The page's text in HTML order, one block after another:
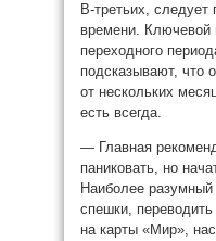
В-третьих,
времени. Ключевой
переходного
подсказывают, что
от нескольких
есть всегда.
— Главная
паниковать, но
Наиболее
спешки,
на карты «Мир»,